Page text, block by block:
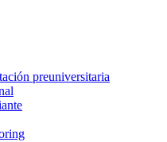
preuniversitaria